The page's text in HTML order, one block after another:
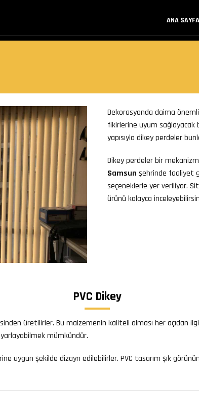
ANA SAYFA
Dekorasyonda daima
fikirlerine uyum sağlayacak
yapısıyla dikey perdeler
Dikey perdeler bir
Samsun şehrinde faaliyet
seçeneklerle yer veriliyor.
ürünü kolayca
PVC Dikey
üretilirler. Bu malzemenin kaliteli olması her açıdan
mümkündür.
uygun şekilde dizayn edilebilirler. PVC tasarım şık